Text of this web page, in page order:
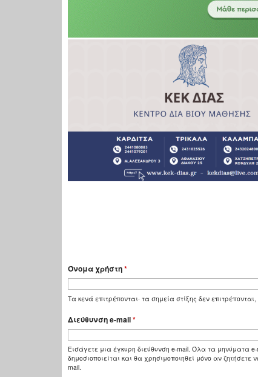
Όνομα χρήστη*
Τα κενά επιτρέπονται· τα σημεία στίξης δεν
Διεύθυνση e-mail*
Εισάγετε μια έγκυρη διεύθυνση e-mail. Όλα τα μηνύματα
δημοσιοποιείται και θα χρησιμοποιηθεί μόνο αν
mail.